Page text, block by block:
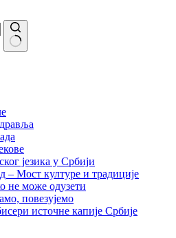
језика у Србији
– Мост културе и традиције
не може одузети
повезујемо
источне капије Србије